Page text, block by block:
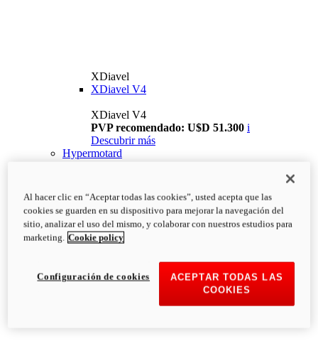
XDiavel
XDiavel V4
XDiavel V4
PVP recomendado: U$D 51.300 i
Descubrir más
Hypermotard
Al hacer clic en “Aceptar todas las cookies”, usted acepta que las
cookies se guarden en su dispositivo para mejorar la navegación del
sitio, analizar el uso del mismo, y colaborar con nuestros estudios para
marketing. Cookie policy
ACEPTAR TODAS LAS
COOKIES
Configuración de cookies